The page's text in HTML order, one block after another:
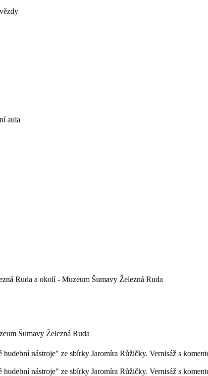
aula
Ruda a okolí - Muzeum Šumavy Železná Ruda
Šumavy Železná Ruda
nástroje" ze sbírky Jaromíra Růžičky. Vernisáž s
nástroje" ze sbírky Jaromíra Růžičky. Vernisáž s